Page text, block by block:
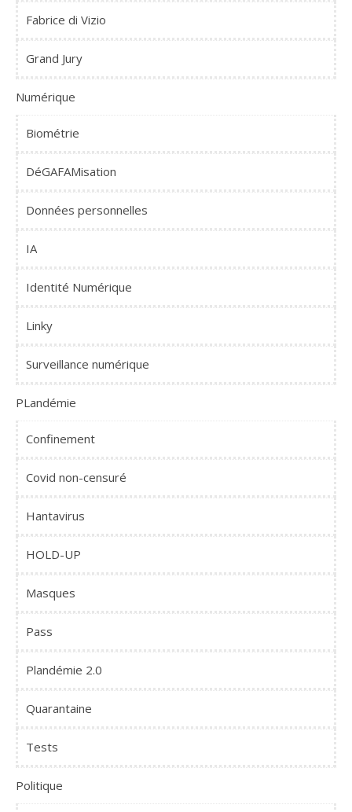
Fabrice di Vizio
Grand Jury
Numérique
Biométrie
DéGAFAMisation
Données personnelles
IA
Identité Numérique
Linky
Surveillance numérique
PLandémie
Confinement
Covid non-censuré
Hantavirus
HOLD-UP
Masques
Pass
Plandémie 2.0
Quarantaine
Tests
Politique